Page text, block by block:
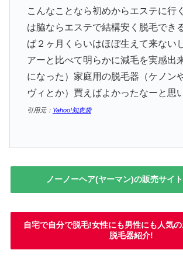
こんなことなら初めからエステに行
は脇ならエステで結構安く脱毛でき
ば２ヶ月くらいはほぼ生えて来ない
アーと比べて明らかに減毛を実感出
になった）家庭用の脱毛器（ケノン
ヴィとか）買えばよかったなーと思
引用元： Yahoo!知恵袋
ノーノーヘア(ヤーマン)の販売サイ
自宅で自分で脱毛!女性にも男性にも人気
脱毛器紹介!